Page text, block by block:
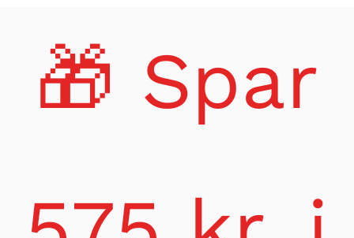
to
content
🎁 Spar